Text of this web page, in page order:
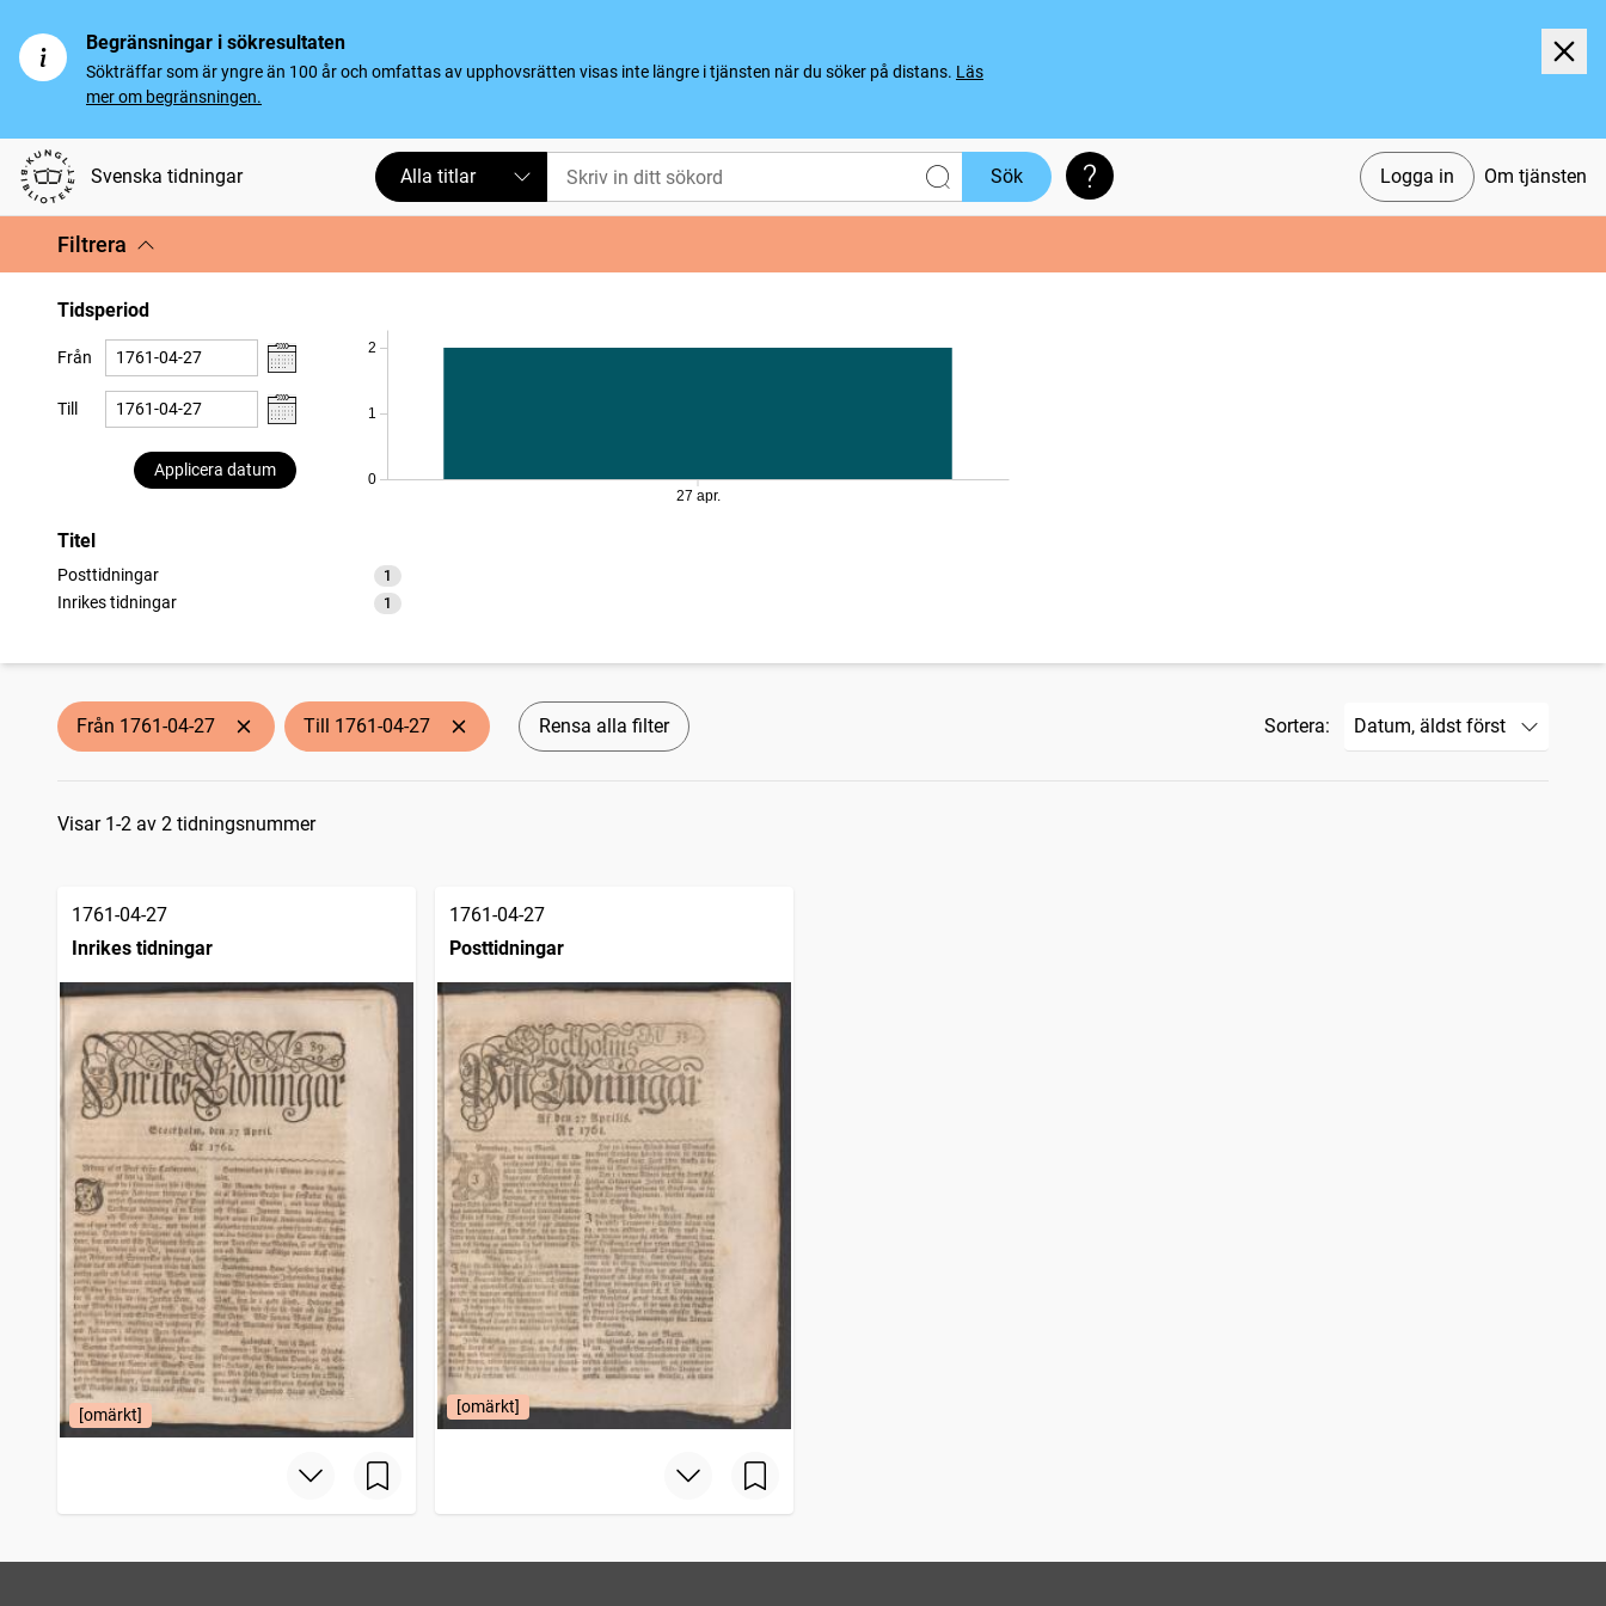
Begränsningar i sökresultaten
Sökträffar som är yngre än 100 år och omfattas av upphovsrätten visas inte längre i tjänsten när du söker på distans. Läs
mer om begränsningen.
Svenska tidningar Logga in Om tjänsten
Alla titlar Sök Söktips
Filtrera
Tidsperiod
Från
Till
Applicera datum
0
1
2
27 apr.
Titel
Posttidningar 1
träffar
Inrikes tidningar
1
träffar
Från 1761-04-27 Till 1761-04-27 Rensa alla filter Sortera:
Sökresultat
Visar 1-2 av 2 tidningsnummer
1761-04-27
Inrikes tidningar
[omärkt]
1761-04-27
Posttidningar
[omärkt]